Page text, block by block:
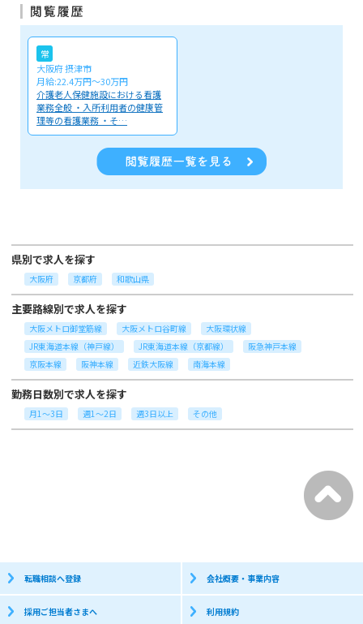
常
大阪府 摂津市
月給:22.4万円～30万円
介護老人保健施設における看護
業務全般 ・入所利用者の健康管
理等の看護業務 ・そ…
県別で求人を探す
大阪府 京都府 和歌山県
主要路線別で求人を探す
大阪メトロ御堂筋線 大阪メトロ谷町線
大阪環状線
JR東海道本線（神戸線）
JR東海道本線（京都線）
阪急神戸本線
京阪本線
阪神本線 近鉄大阪線 南海本線
勤務日数別で求人を探す
月1～3日 週1～2日 週3日以上 その他
転職相談へ登録 会社概要・事業内容
採用ご担当者さまへ 利用規約